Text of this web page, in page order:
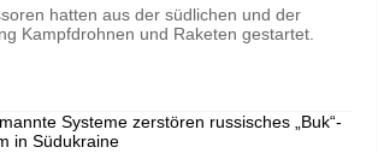
hatten aus der südlichen und der
Kampfdrohnen und Raketen gestartet.